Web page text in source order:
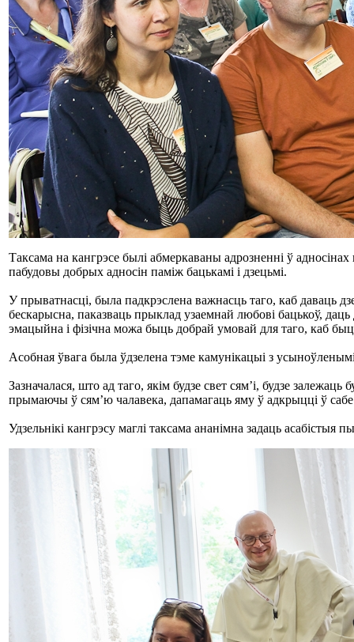
Таксама на кангрэсе былі абмеркаваны адрозненні ў
пабудовы добрых адносін паміж бацькамі і дзецьмі.
У прыватнасці, была падкрэслена важнасць таго, каб даваць
бескарысна, паказваць прыклад узаемнай любові бацькоў,
эмацыйна і фізічна можа быць добрай умовай для таго, каб
Асобная ўвага была ўдзелена тэме камунікацыі з
Зазначалася, што ад таго, якім будзе свет сям’і, будзе
прымаючы ў сям’ю чалавека, дапамагаць яму ў адкрыцці ў сабе
Удзельнікі кангрэсу маглі таксама ананімна задаць асабістыя